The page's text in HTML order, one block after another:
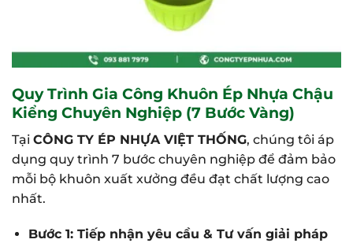
Quy Trình Gia Công Khuôn Ép Nhựa Chậu
Kiểng Chuyên Nghiệp (7 Bước Vàng)
Tại CÔNG TY ÉP NHỰA VIỆT THỐNG, chúng tôi áp
dụng quy trình 7 bước chuyên nghiệp để đảm bảo
mỗi bộ khuôn xuất xưởng đều đạt chất lượng cao
nhất.
Bước 1: Tiếp nhận yêu cầu & Tư vấn giải pháp